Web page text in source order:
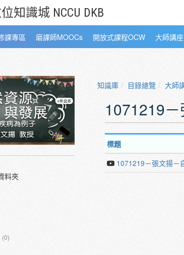
知識城 NCCU DKB
課專區 磨課師MOOCs 開放式課程OCW 大師講座
料夾
(0)
知識庫 目錄總覽 大師
1071219
標題
1071219－張文揚－